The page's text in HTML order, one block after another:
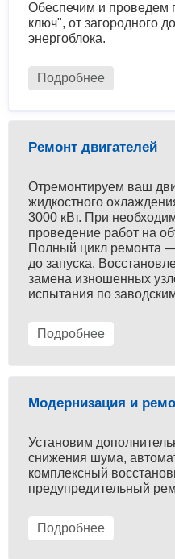
Обеспечим и проведем
ключ", от загородного
энергоблока.
Подробнее
Ремонт двигателей
Отремонтируем ваш
жидкостного
3000 кВт. При
проведение работ на
Полный цикл ремонта —
до запуска.
замена изношенных
испытания по
Подробнее
Модернизация и
Установим
снижения шума,
комплексный
предупредительный
Подробнее